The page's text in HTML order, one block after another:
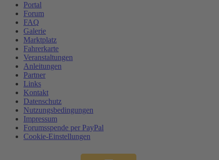
Portal
Forum
FAQ
Galerie
Marktplatz
Fahrerkarte
Veranstaltungen
Anleitungen
Partner
Links
Kontakt
Datenschutz
Nutzungsbedingungen
Impressum
Forumsspende per PayPal
Cookie-Einstellungen